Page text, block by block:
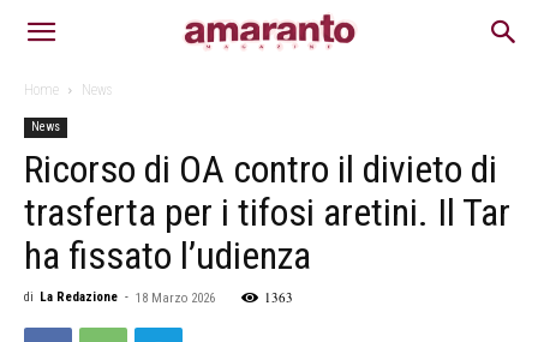
Home News
News
Ricorso di OA contro il divieto di
trasferta per i tifosi aretini. Il Tar
ha fissato l’udienza
di La Redazione - 18 Marzo 2026 1363